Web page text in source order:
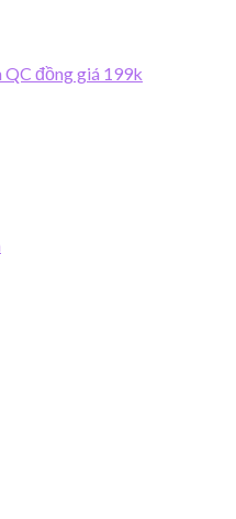
đồng giá 199k